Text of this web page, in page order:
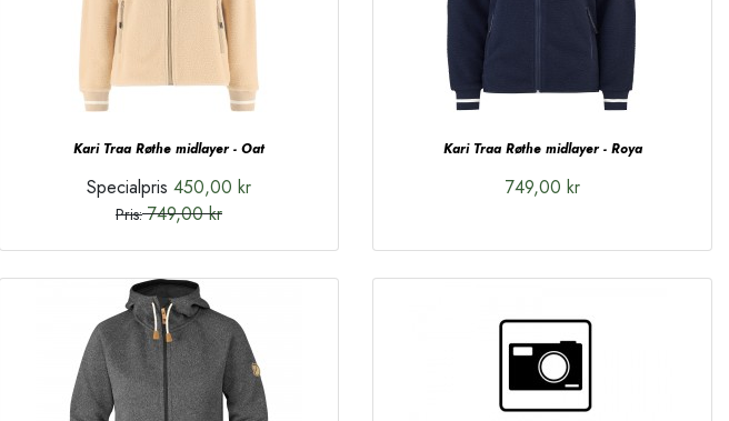
Kari Traa Røthe midlayer - Oat
Specialpris 450,00 kr
Pris: 749,00 kr
Kari Traa Røthe midlayer - Roya
749,00 kr